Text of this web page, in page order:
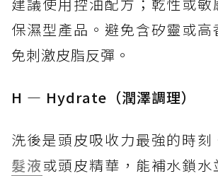
保濕型產品。避免含矽靈或高
免刺激皮脂反彈。
H — Hydrate（潤澤調理）
洗後是頭皮吸收力最強的時刻
髮液或頭皮精華，能補水鎖水